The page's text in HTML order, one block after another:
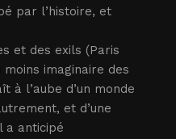
par l’histoire, et
et des exils (Paris
imaginaire des
à l’aube d’un monde
et d’une
a anticipé